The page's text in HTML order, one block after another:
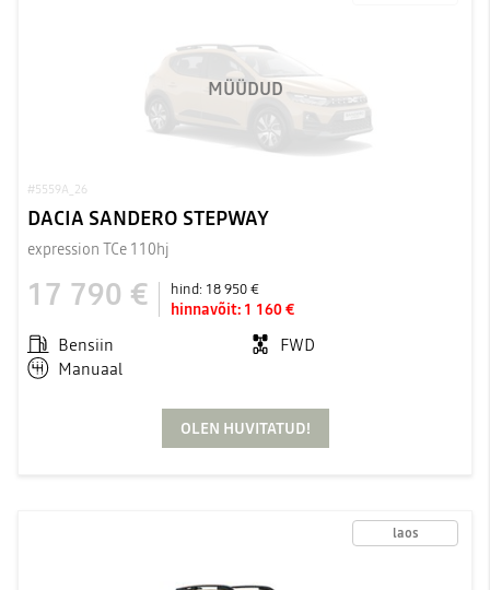
#5559A_26
MÜÜDUD
DACIA SANDERO STEPWAY
expression TCe 110hj
17 790 € hind: 18 950 €
hinnavõit: 1 160 €
Bensiin
FWD
Manuaal
OLEN HUVITATUD!
laos